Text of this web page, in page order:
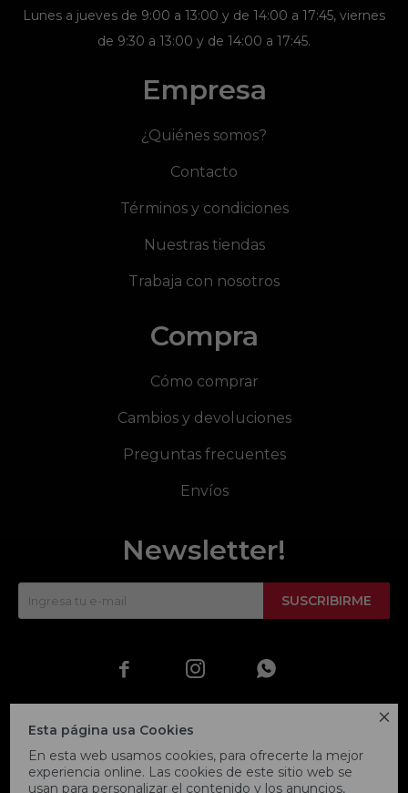

Esta página usa Cookies
En esta web usamos cookies, para ofrecerte la mejor
experiencia online. Las cookies de este sitio web se
usan para personalizar el contenido y los anuncios,
Lunes a jueves de 9:00 a 13:00 y de 14:00 a 17:45, viernes
de 9:30 a 13:00 y de 14:00 a 17:45.
Empresa
¿Quiénes somos?
Contacto
Términos y condiciones
Nuestras tiendas
Trabaja con nosotros
Compra
Cómo comprar
Cambios y devoluciones
Preguntas frecuentes
Envíos
Newsletter!
SUSCRIBIRME
  